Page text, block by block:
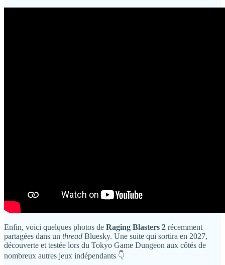
Enfin, voici quelques photos de Raging Blasters 2 récemment
partagées dans un thread Bluesky. Une suite qui sortira en 2027,
découverte et testée lors du Tokyo Game Dungeon aux côtés de
nombreux autres jeux indépendants 👇